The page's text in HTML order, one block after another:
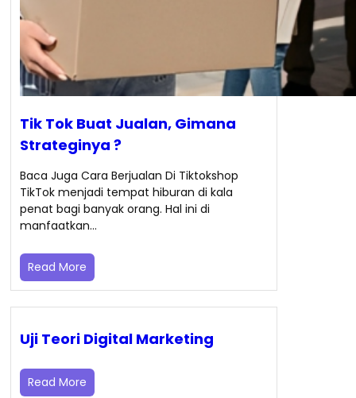
Tik Tok Buat Jualan, Gimana
Strateginya ?
Baca Juga Cara Berjualan Di Tiktokshop
TikTok menjadi tempat hiburan di kala
penat bagi banyak orang. Hal ini di
manfaatkan…
Read More
Uji Teori Digital Marketing
Read More